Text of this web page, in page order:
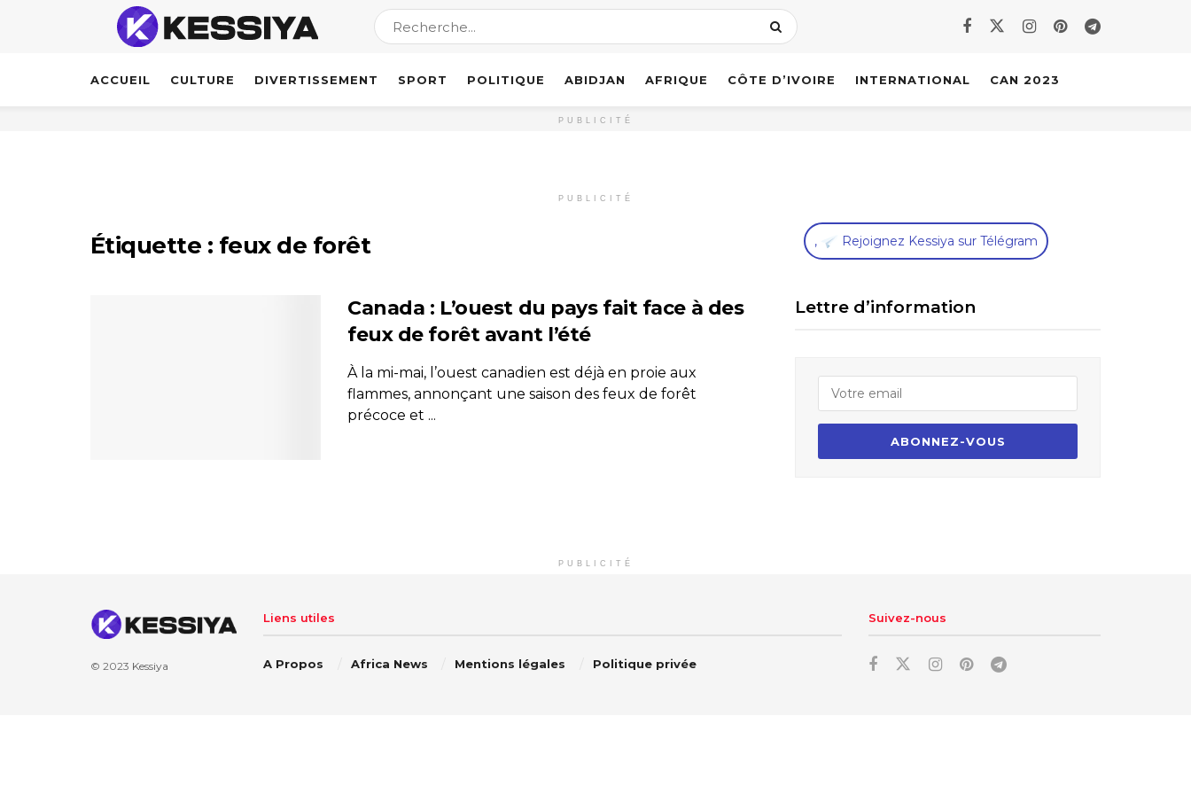
ACCUEIL CULTURE DIVERTISSEMENT SPORT POLITIQUE ABIDJAN AFRIQUE CÔTE D’IVOIRE INTERNATIONAL CAN 2023
PUBLICITÉ
PUBLICITÉ
Étiquette : feux de forêt
Canada : L’ouest du pays fait face à des
feux de forêt avant l’été
À la mi-mai, l’ouest canadien est déjà en proie aux
flammes, annonçant une saison des feux de forêt
précoce et ...
, Rejoignez Kessiya sur Télégram
Lettre d’information
PUBLICITÉ
© 2023 Kessiya
Liens utiles
A Propos Africa News Mentions légales Politique privée
Suivez-nous